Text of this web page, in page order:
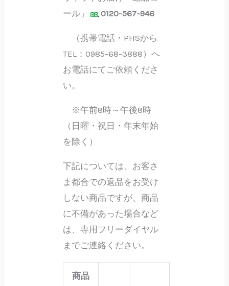
ール」
0120-567-946
（携帯電話・PHSから
TEL：0985-68-3888）へ
お電話にてご依頼くださ
い。
※午前8時～午後8時
（日曜・祝日・年末年始
を除く）
下記については、お客さ
ま都合での返品をお受け
しない商品ですが、商品
に不備があった場合など
は、専用フリーダイヤル
までご連絡ください。
商品